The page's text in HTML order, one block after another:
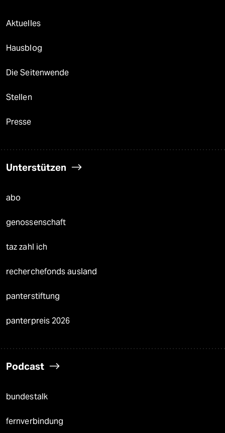
Aktuelles
Hausblog
Die Seitenwende
Stellen
Presse
Unterstützen
abo
genossenschaft
taz zahl ich
recherchefonds ausland
panterstiftung
panterpreis 2026
Podcast
bundestalk
fernverbindung